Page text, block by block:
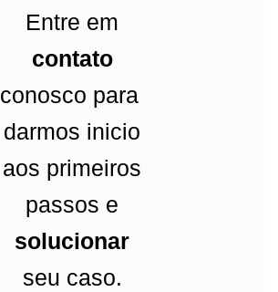
Entre em
contato
conosco para
darmos inicio
aos primeiros
passos e
solucionar
seu caso.